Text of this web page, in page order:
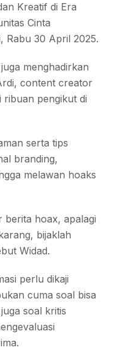
Kreatif di Era
Cinta
Rabu 30 April 2025.
menghadirkan
content creator
ribuan pengikut di
serta tips
branding,
melawan hoaks
berita hoax, apalagi
bijaklah
Widad.
perlu dikaji
cuma soal bisa
soal kritis